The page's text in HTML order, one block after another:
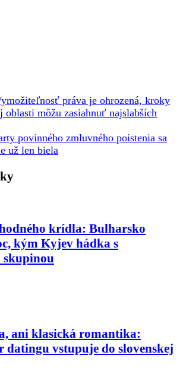
práva je ohrozená, kroky
oblasti môžu zasiahnuť najslabších
povinného zmluvného poistenia sa
už len biela
krídla: Bulharsko
kým Kyjev hádka s
skupinou
ani klasická romantika:
datingu vstupuje do slovenskej